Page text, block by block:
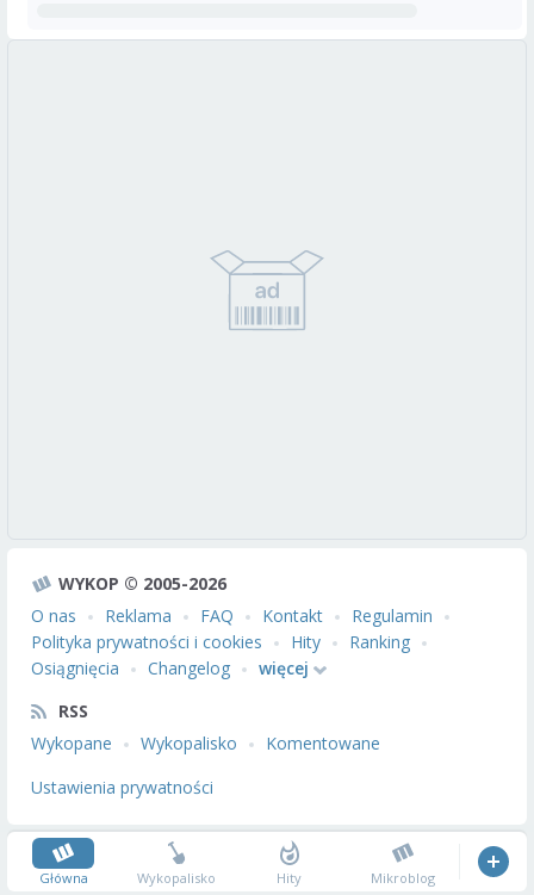
WYKOP © 2005-2026
O nas
Reklama FAQ Kontakt
Regulamin
Polityka prywatności i cookies
Hity
Ranking
Osiągnięcia
Changelog
więcej
RSS
Wykopane
Wykopalisko
Komentowane
Ustawienia prywatności
Główna Wykopalisko Hity Mikroblog